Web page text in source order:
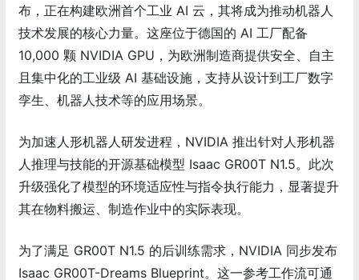
布，正在构建欧洲首个工业 AI 云，其将成为推动机器人
技术发展的核心力量。这座位于德国的 AI 工厂配备
10,000 颗 NVIDIA GPU，为欧洲制造商提供安全、自主
且集中化的工业级 AI 基础设施，支持从设计到工厂数字
孪生、机器人技术等的应用场景。
为加速人形机器人研发进程，NVIDIA 推出针对人形机器
人推理与技能的开源基础模型 Isaac GR00T N1.5。此次
升级强化了模型的环境适应性与指令执行能力，显著提升
其在物料搬运、制造作业中的实际表现。
为了满足 GR00T N1.5 的后训练需求，NVIDIA 同步发布
Isaac GR00T-Dreams Blueprint。这一参考工作流可通